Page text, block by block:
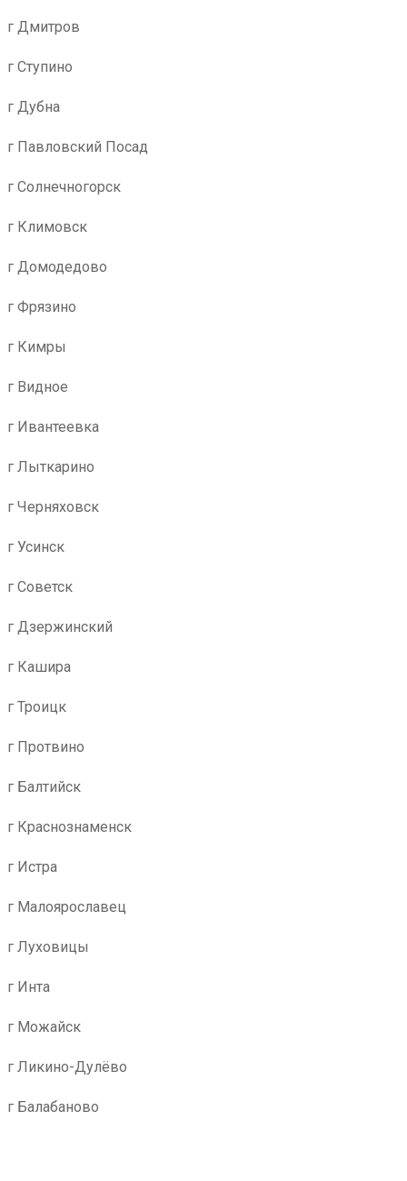
г Дмитров
г Ступино
г Дубна
г Павловский Посад
г Солнечногорск
г Климовск
г Домодедово
г Фрязино
г Кимры
г Видное
г Ивантеевка
г Лыткарино
г Черняховск
г Усинск
г Советск
г Дзержинский
г Кашира
г Троицк
г Протвино
г Балтийск
г Краснознаменск
г Истра
г Малоярославец
г Луховицы
г Инта
г Можайск
г Ликино-Дулёво
г Балабаново